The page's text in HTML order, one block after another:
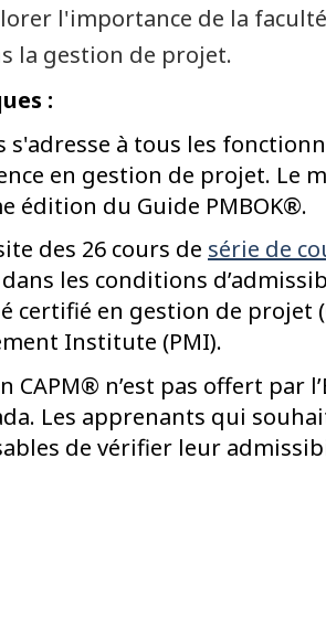
l'importance de la
la gestion de projet.
:
s'adresse à tous les
en gestion de projet. Le
édition du Guide PMBOK®.
des 26 cours de série de
les conditions
certifié en gestion de projet
Institute (PMI).
CAPM® n’est pas offert
Les apprenants qui
de vérifier leur